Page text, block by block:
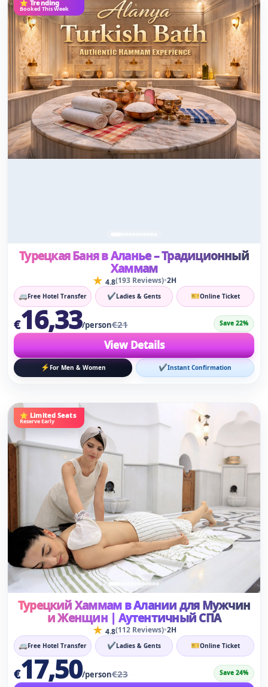
⭐ Trending
Booked This Week
Турецкая Баня в Аланье – Традиционный
Хаммам
★ 4.8(193 Reviews)•2H
🚐Free Hotel Transfer ✔Ladies & Gents 🎫Online Ticket
€16,33/person€21 Save 22%
View Details
⚡ For Men & Women ✔Instant Confirmation
⭐ Limited Seats
Reserve Early
Турецкий Хаммам в Алании для Мужчин
и Женщин | Аутентичный СПА
★ 4.8(112 Reviews)•2H
🚐Free Hotel Transfer ✔Ladies & Gents 🎫Online Ticket
€17,50/person€23 Save 24%